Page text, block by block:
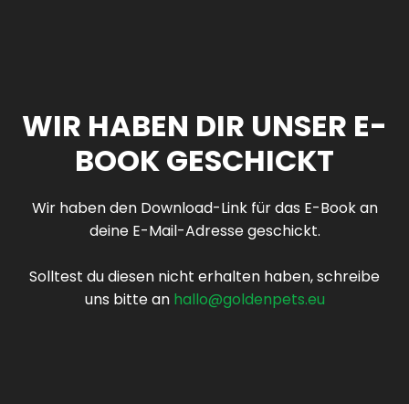
WIR HABEN DIR UNSER E-
BOOK GESCHICKT
Wir haben den Download-Link für das E-Book an
deine E-Mail-Adresse geschickt.
Solltest du diesen nicht erhalten haben, schreibe
uns bitte an hallo@goldenpets.eu